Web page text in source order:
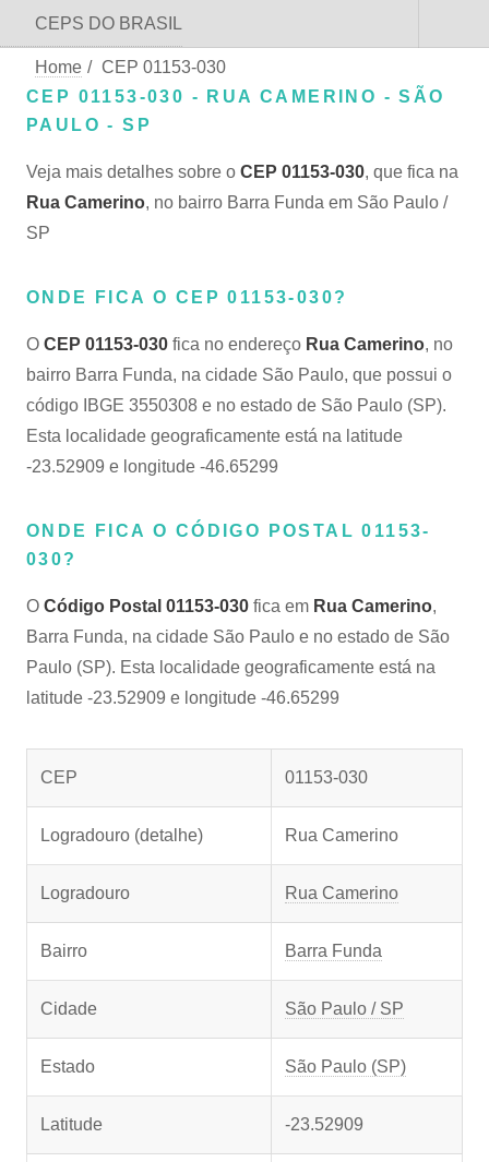
CEPS DO BRASIL
Home / CEP 01153-030
CEP 01153-030 - RUA CAMERINO - SÃO
PAULO - SP
Veja mais detalhes sobre o CEP 01153-030, que fica na
Rua Camerino, no bairro Barra Funda em São Paulo /
SP
ONDE FICA O CEP 01153-030?
O CEP 01153-030 fica no endereço Rua Camerino, no
bairro Barra Funda, na cidade São Paulo, que possui o
código IBGE 3550308 e no estado de São Paulo (SP).
Esta localidade geograficamente está na latitude
-23.52909 e longitude -46.65299
ONDE FICA O CÓDIGO POSTAL 01153-
030?
O Código Postal 01153-030 fica em Rua Camerino,
Barra Funda, na cidade São Paulo e no estado de São
Paulo (SP). Esta localidade geograficamente está na
latitude -23.52909 e longitude -46.65299
CEP 01153-030
Logradouro (detalhe) Rua Camerino
Logradouro Rua Camerino
Bairro Barra Funda
Cidade São Paulo / SP
Estado São Paulo (SP)
Latitude -23.52909